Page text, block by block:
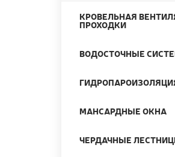
КРОВЕЛЬНАЯ
ПРОХОДКИ
ВОДОСТОЧНЫЕ
МАНСАРДНЫЕ ОКНА
ЧЕРДАЧНЫЕ